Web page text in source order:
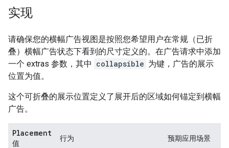
实现
请确保您的横幅广告视图是按照您希望用户在常规（已折
叠）横幅广告状态下看到的尺寸定义的。在广告请求中添加
一个 extras 参数，其中 collapsible 为键，广告的展示
位置为值。
这个可折叠的展示位置定义了展开后的区域如何锚定到横幅
广告。
Placement
值
行为 预期应用场景